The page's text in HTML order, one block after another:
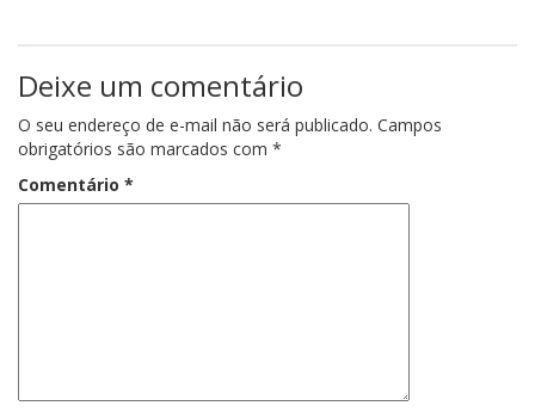
Deixe um comentário
O seu endereço de e-mail não será publicado. Campos
obrigatórios são marcados com *
Comentário *